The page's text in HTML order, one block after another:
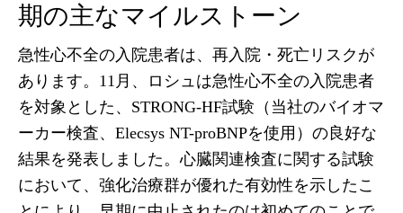
期の主なマイルストーン
急性心不全の入院患者は、再入院・死亡リスクが
あります。11月、ロシュは急性心不全の入院患者
を対象とした、STRONG-HF試験（当社のバイオマ
ーカー検査、Elecsys NT-proBNPを使用）の良好な
結果を発表しました。心臓関連検査に関する試験
において、強化治療群が優れた有効性を示したこ